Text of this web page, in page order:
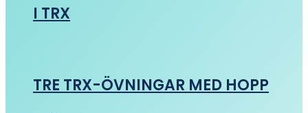
I TRX
TRE TRX-ÖVNINGAR MED HOPP